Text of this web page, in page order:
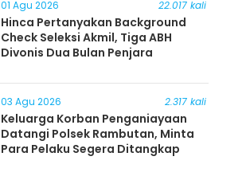
01 Agu 2026 22.017 kali
Hinca Pertanyakan Background
Check Seleksi Akmil, Tiga ABH
Divonis Dua Bulan Penjara
03 Agu 2026 2.317 kali
Keluarga Korban Penganiayaan
Datangi Polsek Rambutan, Minta
Para Pelaku Segera Ditangkap